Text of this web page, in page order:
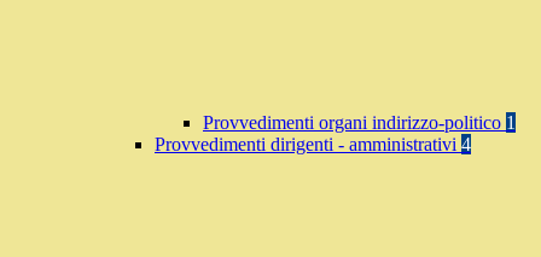
Provvedimenti organi indirizzo-politico 1
Provvedimenti dirigenti - amministrativi 4